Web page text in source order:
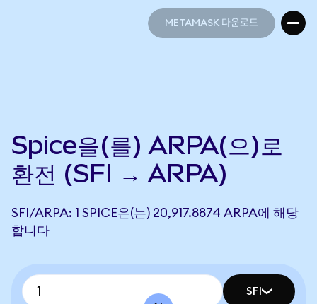
METAMASK 다운로드
Spice을(를) ARPA(으)로
환전 (SFI → ARPA)
SFI/ARPA: 1 SPICE은(는) 20,917.8874 ARPA에 해당
합니다
SFI